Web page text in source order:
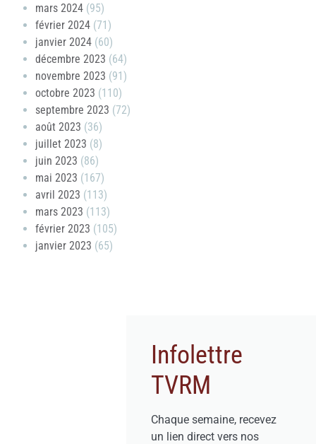
mars 2024 (95)
février 2024 (71)
janvier 2024 (60)
décembre 2023 (64)
novembre 2023 (91)
octobre 2023 (110)
septembre 2023 (72)
août 2023 (36)
juillet 2023 (8)
juin 2023 (86)
mai 2023 (167)
avril 2023 (113)
mars 2023 (113)
février 2023 (105)
janvier 2023 (65)
Infolettre
TVRM
Chaque semaine, recevez
un lien direct vers nos